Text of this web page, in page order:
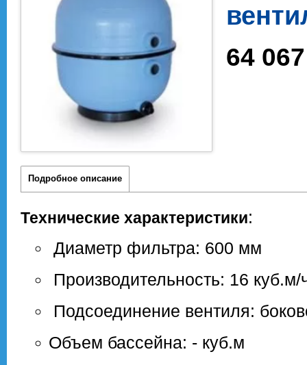
64 067
Подробное описание
Технические характеристики:
Диаметр фильтра: 600 мм
Производительность: 16 куб.м/
Подсоединение вентиля:
Объем бассейна: - куб.м